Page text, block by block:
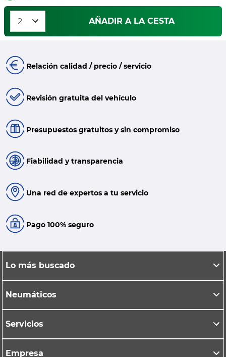
AÑADIR A LA CESTA
Relación calidad / precio / servicio
Revisión gratuita del vehículo
Presupuestos gratuitos y sin compromiso
Fiabilidad y transparencia
Una red de expertos a tu servicio
Pago 100% seguro
Lo más buscado
Neumáticos
Servicios
Empresa